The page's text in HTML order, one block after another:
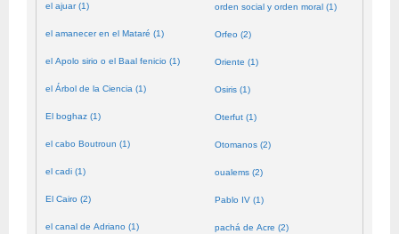
el ajuar (1)
el amanecer en el Mataré (1)
el Apolo sirio o el Baal fenicio (1)
el Árbol de la Ciencia (1)
El boghaz (1)
el cabo Boutroun (1)
el cadi (1)
El Cairo (2)
el canal de Adriano (1)
orden social y orden moral (1)
Orfeo (2)
Oriente (1)
Osiris (1)
Oterfut (1)
Otomanos (2)
oualems (2)
Pablo IV (1)
pachá de Acre (2)